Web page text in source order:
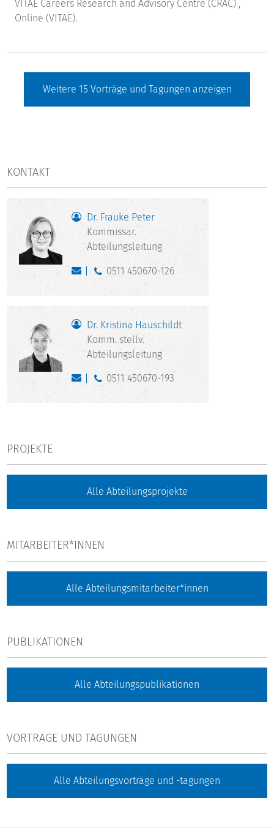
VITAE Careers Research and Advisory Centre (CRAC) ,
Online (VITAE).
Weitere 15 Vorträge und Tagungen anzeigen
KONTAKT
Dr. Frauke Peter
Kommissar.
Abteilungsleitung
0511 450670-126
Dr. Kristina Hauschildt
Komm. stellv.
Abteilungsleitung
0511 450670-193
PROJEKTE
Alle Abteilungsprojekte
MITARBEITER*INNEN
Alle Abteilungsmitarbeiter*innen
PUBLIKATIONEN
Alle Abteilungspublikationen
VORTRÄGE UND TAGUNGEN
Alle Abteilungsvorträge und -tagungen